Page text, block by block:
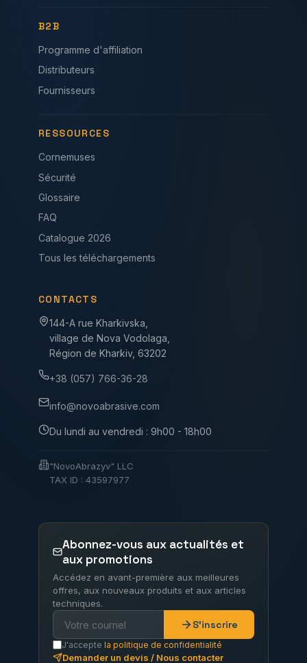
B2B
Programme d'affiliation
Distributeurs
Fournisseurs
RESSOURCES
Cornemuses
Sécurité
Glossaire
FAQ
Catalogue 2026
Tous les téléchargements
CONTACTS
144-A rue Kharkivska,
village de Nova Vodolaga,
Région de Kharkiv, 63202
+38 (057) 766-36-28
info@novoabrasive.com
Du lundi au vendredi : 9h00 - 18h00
"NovoAbrazyv" LLC
TAX ID : 43597977
Abonnez-vous aux actualités et
aux promotions
Accédez en avant-première aux meilleures
offres, aux nouveaux produits et aux articles
techniques.
S'inscrire
J'accepte la politique de confidentialité
Demander un devis / Nous contacter